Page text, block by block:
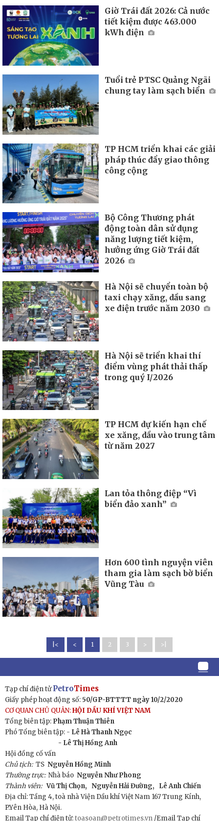
Giờ Trái đất 2026: Cả nước
tiết kiệm được 463.000
kWh điện
Tuổi trẻ PTSC Quảng Ngãi
chung tay làm sạch biển
TP HCM triển khai các giải
pháp thúc đẩy giao thông
công cộng
Bộ Công Thương phát
động toàn dân sử dụng
năng lượng tiết kiệm,
hưởng ứng Giờ Trái đất
2026
Hà Nội sẽ chuyển toàn bộ
taxi chạy xăng, dầu sang
xe điện trước năm 2030
Hà Nội sẽ triển khai thí
điểm vùng phát thải thấp
trong quý I/2026
TP HCM dự kiến hạn chế
xe xăng, dầu vào trung tâm
từ năm 2027
Lan tỏa thông điệp “Vì
biển đảo xanh”
Hơn 600 tình nguyện viên
tham gia làm sạch bờ biển
Vũng Tàu
|< < 1 2 3 > >|
Tạp chí điện tửPetroTimes
Giấy phép hoạt động số: 50/GP-BTTTT ngày 10/2/2020
CƠ QUAN CHỦ QUẢN:HỘI DẦU KHÍ VIỆT NAM
Tổng biên tập: Phạm Thuận Thiên
Phó Tổng biên tập: - Lê Hà Thanh Ngọc
- Lê Thị Hồng Anh
Hội đồng cố vấn
Chủ tịch:TS Nguyễn Hồng Minh
Thường trực: Nhà báo Nguyễn Như Phong
Thành viên: Vũ Thị Chọn, Nguyễn Hải Đường,
Lê Anh Chiến
Địa chỉ: Tầng 4, toà nhà Viện Dầu khí Việt Nam 167 Trung Kính,
P.Yên Hòa, Hà Nội.
Email Tạp chí điện tử:toasoan@petrotimes.vn /Email Tạp chí